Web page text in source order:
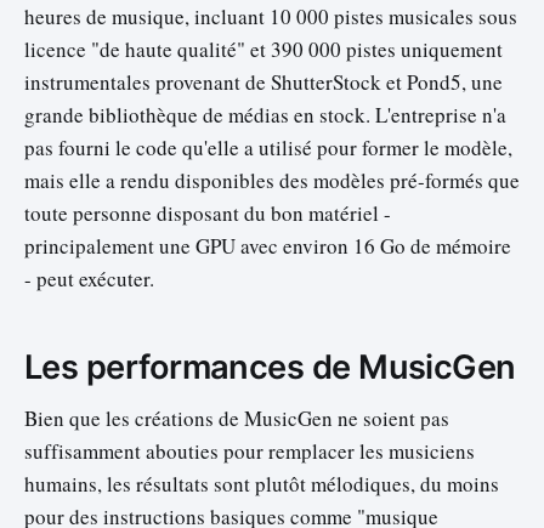
heures de musique, incluant 10 000 pistes musicales sous
licence "de haute qualité" et 390 000 pistes uniquement
instrumentales provenant de ShutterStock et Pond5, une
grande bibliothèque de médias en stock. L'entreprise n'a
pas fourni le code qu'elle a utilisé pour former le modèle,
mais elle a rendu disponibles des modèles pré-formés que
toute personne disposant du bon matériel -
principalement une GPU avec environ 16 Go de mémoire
- peut exécuter.
Les performances de MusicGen
Bien que les créations de MusicGen ne soient pas
suffisamment abouties pour remplacer les musiciens
humains, les résultats sont plutôt mélodiques, du moins
pour des instructions basiques comme "musique